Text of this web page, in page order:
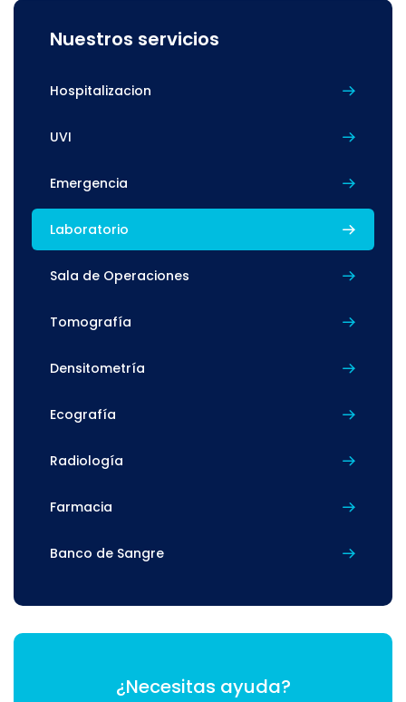
Nuestros servicios
Hospitalizacion
UVI
Emergencia
Laboratorio
Sala de Operaciones
Tomografía
Densitometría
Ecografía
Radiología
Farmacia
Banco de Sangre
¿Necesitas ayuda?